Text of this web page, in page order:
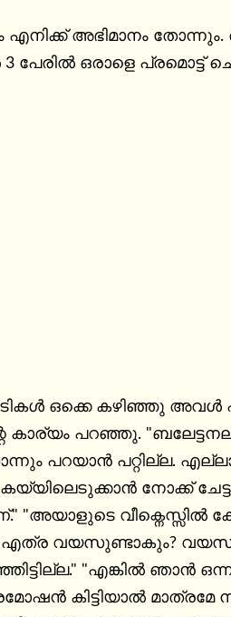
അഭിമാനം
3 പേരിൽ ഒരാളെ പ്രമൊട്ട്
ഒക്കെ കഴിഞ്ഞു അവൾ
പറഞ്ഞു.
പറയാൻ പറ്റില്ല.
നോക്ക്
വീക്നെസ്സിൽ
"എത്ര വയസുണ്ടാകും?
"എങ്കിൽ ഞാൻ
കിട്ടിയാൽ